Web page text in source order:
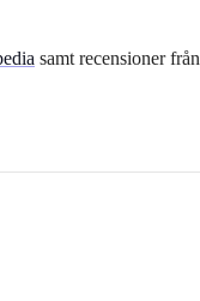
samt recensioner från